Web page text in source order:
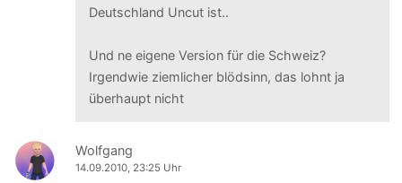
Deutschland Uncut ist..
Und ne eigene Version für die Schweiz?
Irgendwie ziemlicher blödsinn, das lohnt ja
überhaupt nicht
Wolfgang
14.09.2010, 23:25 Uhr